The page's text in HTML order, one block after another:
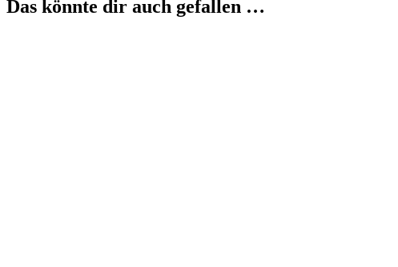
Das könnte dir auch gefallen …